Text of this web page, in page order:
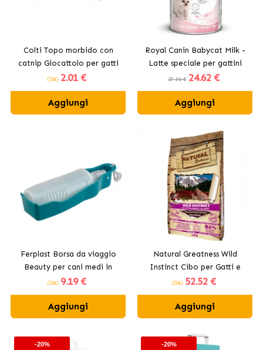
Colti Topo morbido con
catnip Giocattolo per gatti
(DA) 2.01 €
Aggiungi
Royal Canin Babycat Milk -
Latte speciale per gattini
27.36 € 24.62 €
Aggiungi
Ferplast Borsa da viaggio
Beauty per cani medi in
colori assortiti
(DA) 9.19 €
Aggiungi
Natural Greatness Wild
Instinct Cibo per Gatti e
Gattini
(DA) 52.52 €
Aggiungi
-20% -20%